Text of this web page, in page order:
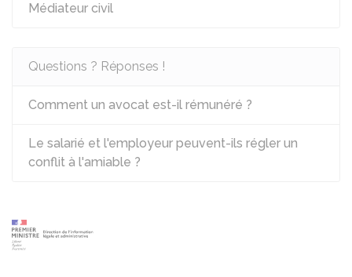
Médiateur civil
Questions ? Réponses !
Comment un avocat est-il rémunéré ?
Le salarié et l'employeur peuvent-ils régler un
conflit à l'amiable ?